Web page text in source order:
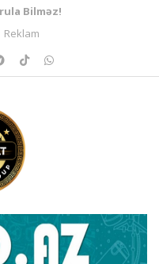
Bilməz!
Reklam